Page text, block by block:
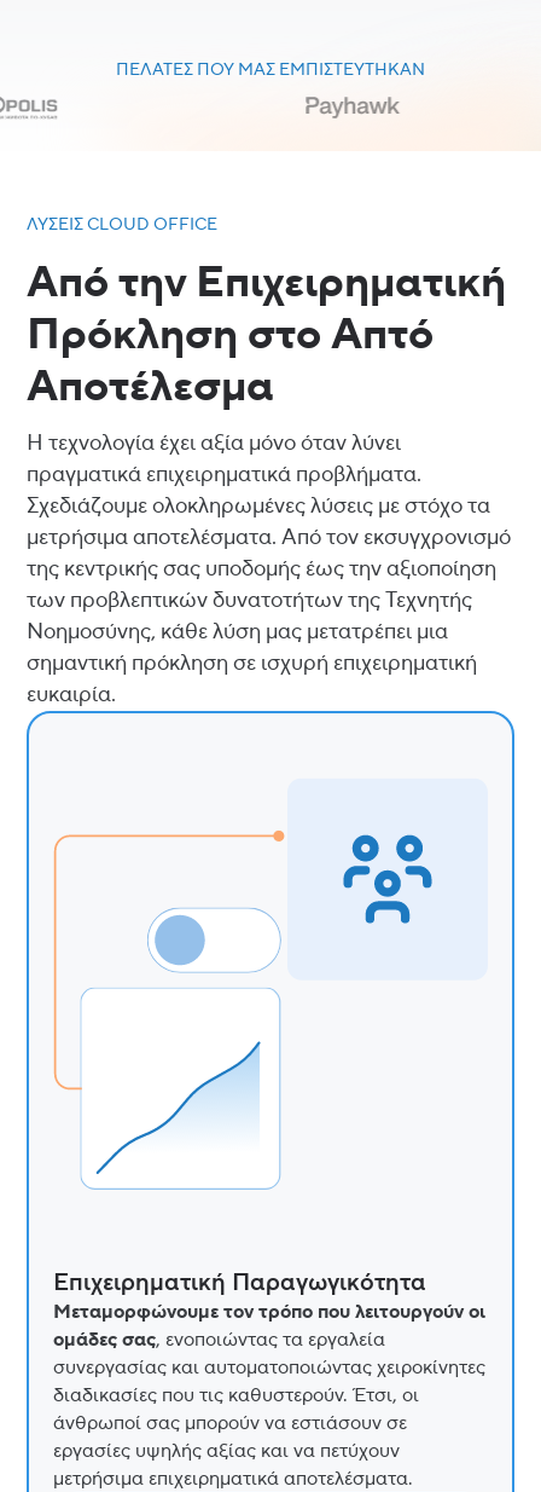
ΠΕΛΆΤΕΣ ΠΟΥ ΜΑΣ ΕΜΠΙΣΤΕΎΤΗΚΑΝ
ΛΎΣΕΙΣ CLOUD OFFICE
Από την Επιχειρηματική
Πρόκληση στο Απτό
Αποτέλεσμα
Η τεχνολογία έχει αξία μόνο όταν λύνει
πραγματικά επιχειρηματικά προβλήματα.
Σχεδιάζουμε ολοκληρωμένες λύσεις με στόχο τα
μετρήσιμα αποτελέσματα. Από τον εκσυγχρονισμό
της κεντρικής σας υποδομής έως την αξιοποίηση
των προβλεπτικών δυνατοτήτων της Τεχνητής
Νοημοσύνης, κάθε λύση μας μετατρέπει μια
σημαντική πρόκληση σε ισχυρή επιχειρηματική
ευκαιρία.
Επιχειρηματική Παραγωγικότητα
Μεταμορφώνουμε τον τρόπο που λειτουργούν οι
ομάδες σας, ενοποιώντας τα εργαλεία
συνεργασίας και αυτοματοποιώντας χειροκίνητες
διαδικασίες που τις καθυστερούν. Έτσι, οι
άνθρωποί σας μπορούν να εστιάσουν σε
εργασίες υψηλής αξίας και να πετύχουν
μετρήσιμα επιχειρηματικά αποτελέσματα.